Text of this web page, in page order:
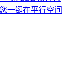
一键在平行空间